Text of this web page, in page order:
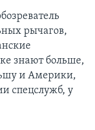
рычагов,
знают больше,
и Америки,
спецслужб, у